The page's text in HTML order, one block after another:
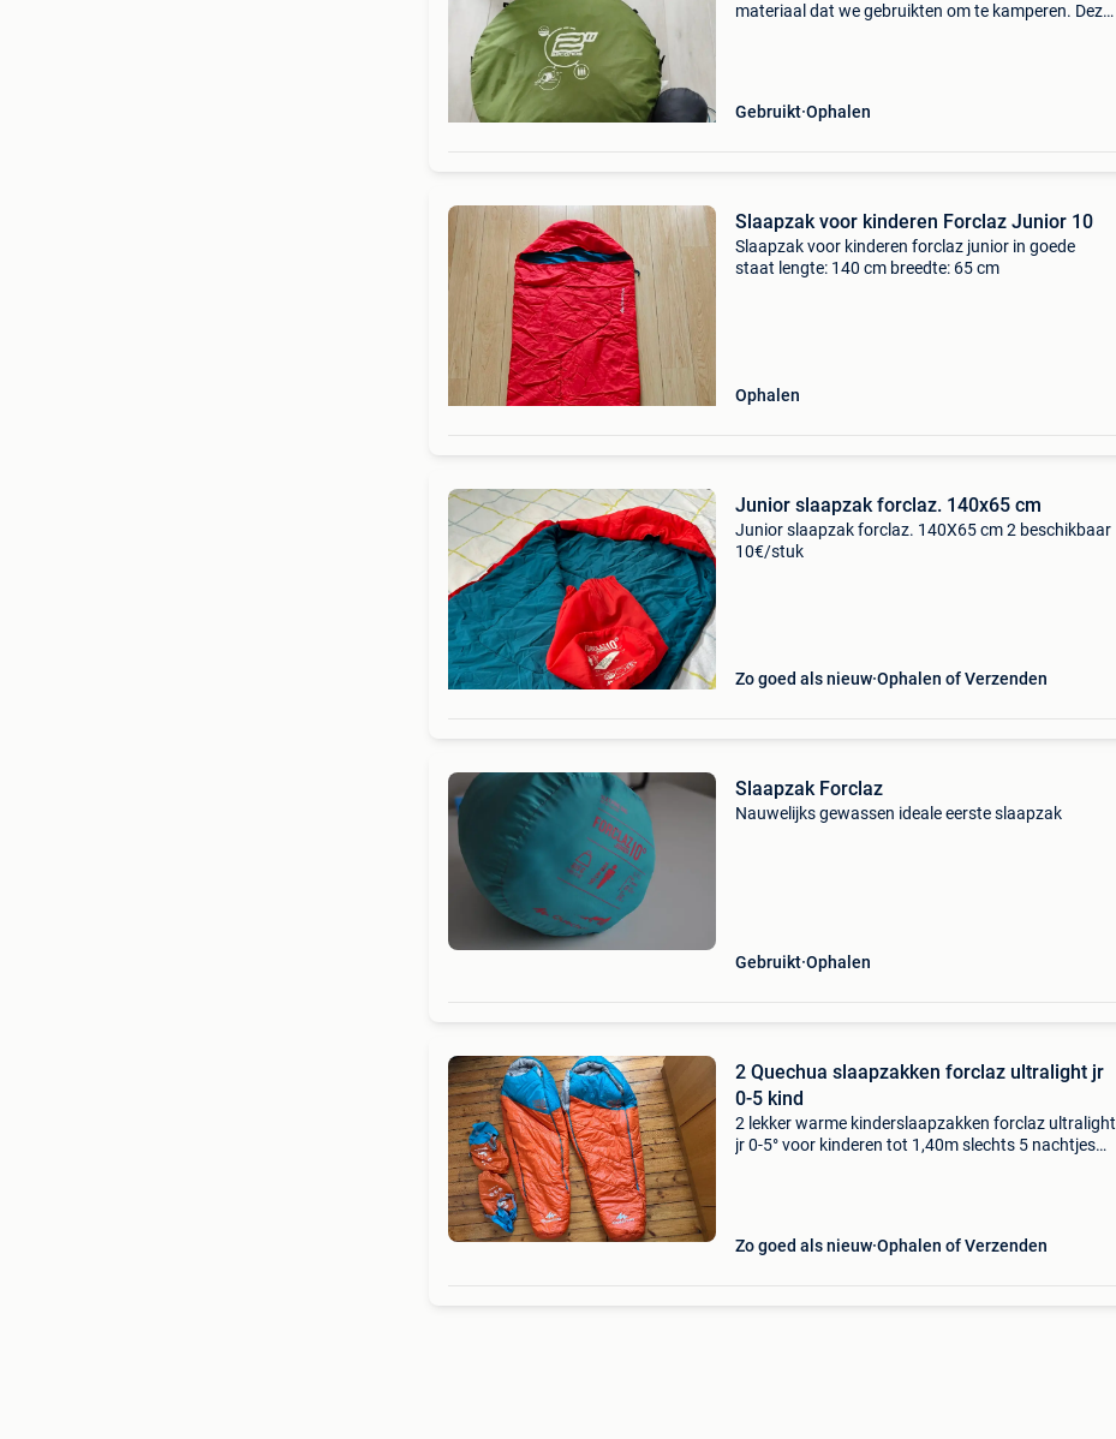
materiaal dat we gebruikten om te kamperen. Deze
Gebruikt Ophalen
Slaapzak voor kinderen Forclaz Junior 10
Slaapzak voor kinderen forclaz junior in goede
staat lengte: 140 cm breedte: 65 cm
Ophalen
Junior slaapzak forclaz. 140x65 cm
Junior slaapzak forclaz. 140X65 cm 2 beschikbaar
10€/stuk
Zo goed als nieuw Ophalen of Verzenden
Slaapzak Forclaz
Nauwelijks gewassen ideale eerste slaapzak
Gebruikt Ophalen
2 Quechua slaapzakken forclaz ultralight jr
0-5 kind
2 lekker warme kinderslaapzakken forclaz ultralight
jr 0-5° voor kinderen tot 1,40m slechts 5 nachtjes
Zo goed als nieuw Ophalen of Verzenden